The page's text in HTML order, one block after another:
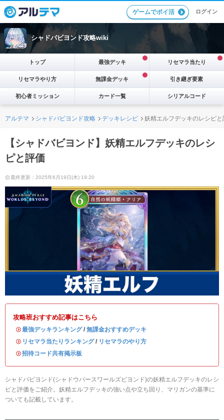
ゲームでポイ活 ログイン
シャドバビヨンド攻略wiki
トップ 最強デッキ リセマラ当たり
リセマラやり方 無課金デッキ 引き継ぎ要素
初心者ミッション カード一覧 シリアルコード
アルテマ シャドバビヨンド攻略 デッキレシピ 妖精エルフデッキのレシピと
【シャドバビヨンド】妖精エルフデッキのレシ
ピと評価
最終更新：2025年6月19日(木) 19:20
攻略班おすすめ記事はこちら
・最強デッキランキング/ 無課金おすすめデッキ
・ リセマラ当たりランキング/ リセマラのやり方
・招待コード共有掲示板
シャドバビヨンド(シャドウバースワールズビヨンド)の妖精エルフデッキのレシ
ピと評価をご紹介。妖精エルフデッキの強い点や立ち回り、マリガンの基準に
ついても記載しています。